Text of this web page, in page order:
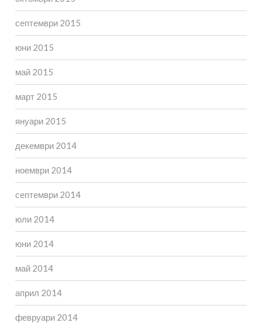
септември 2015
юни 2015
май 2015
март 2015
януари 2015
декември 2014
ноември 2014
септември 2014
юли 2014
юни 2014
май 2014
април 2014
февруари 2014